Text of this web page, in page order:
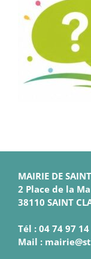
MAIRIE DE
2 Place de la
38110 SAINT
Tél : 04 74 97 14
Mail :